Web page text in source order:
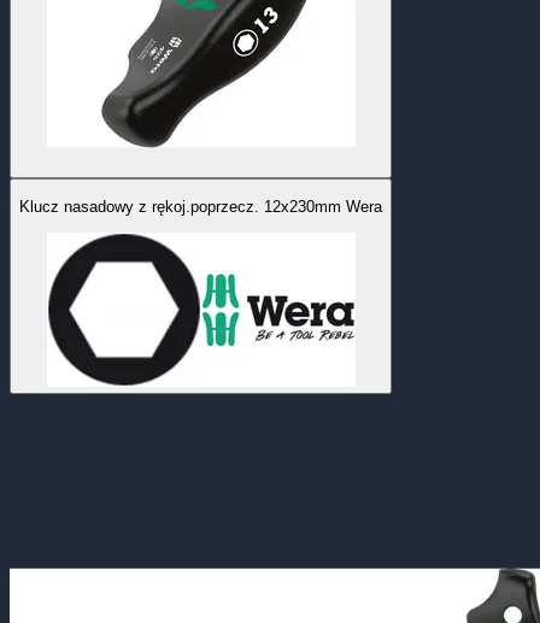
Klucz nasadowy z rękoj.poprzecz. 12x230mm Wera